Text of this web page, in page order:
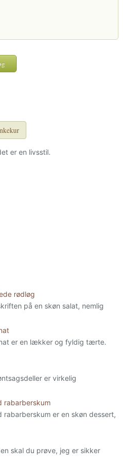
er en livsstil.
rødløg
på en skøn salat, nemlig
er en lækker og fyldig tærte.
er virkelig
rabarberskum
rabarberskum er en skøn dessert,
skal du prøve, jeg er sikker